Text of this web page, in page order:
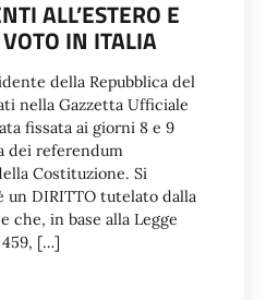
ALL’ESTERO E
IN ITALIA
della Repubblica del
nella Gazzetta Ufficiale
fissata ai giorni 8 e 9
dei referendum
Costituzione. Si
un DIRITTO tutelato dalla
che, in base alla Legge
459, […]